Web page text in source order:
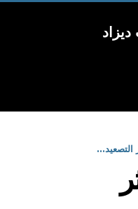
التصعيد...